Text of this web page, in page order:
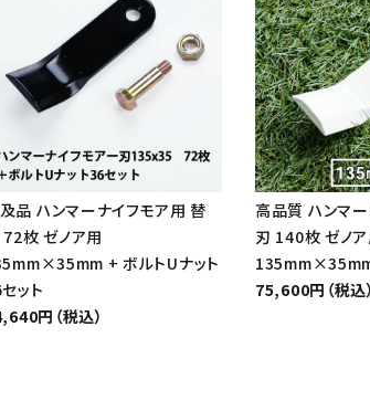
品 ハンマーナイフモア用 替
72枚 ゼノア用
+ ボルトUナット
ット
円（税込）
高品質 ハンマ
刃 140枚 ゼノ
75,600円（税込）